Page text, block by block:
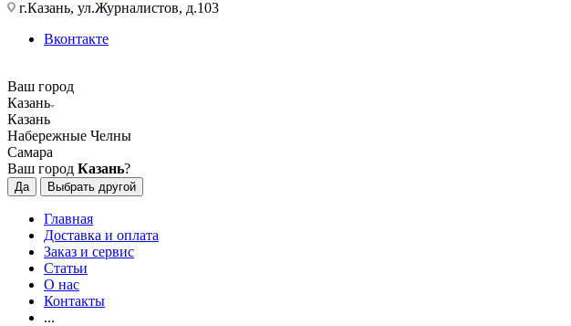
г.Казань, ул.Журналистов, д.103
Вконтакте
Ваш город
Казань
Казань
Набережные Челны
Самара
Ваш город Казань?
Да Выбрать другой
Главная
Доставка и оплата
Заказ и сервис
Статьи
О нас
Контакты
...